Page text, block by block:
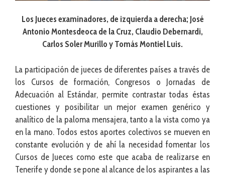
Los Jueces examinadores, de izquierda a derecha; José
Antonio Montesdeoca de la Cruz, Claudio Debernardi,
Carlos Soler Murillo y Tomás Montiel Luis.
La participación de jueces de diferentes países a través de
los Cursos de formación, Congresos o Jornadas de
Adecuación al Estándar, permite contrastar todas éstas
cuestiones y posibilitar un mejor examen genérico y
analítico de la paloma mensajera, tanto a la vista como ya
en la mano. Todos estos aportes colectivos se mueven en
constante evolución y de ahí la necesidad fomentar los
Cursos de Jueces como este que acaba de realizarse en
Tenerife y donde se pone al alcance de los aspirantes a las